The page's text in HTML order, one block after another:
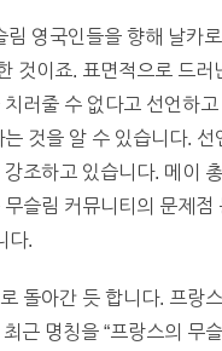
영국인들을 향해 날카
것이죠. 표면적으로 드
러줄 수 없다고 선언하
것을 알 수 있습니다.
조하고 있습니다. 메이
슬림 커뮤니티의 문제
다.
돌아간 듯 합니다. 프랑
명칭을 “프랑스의 무